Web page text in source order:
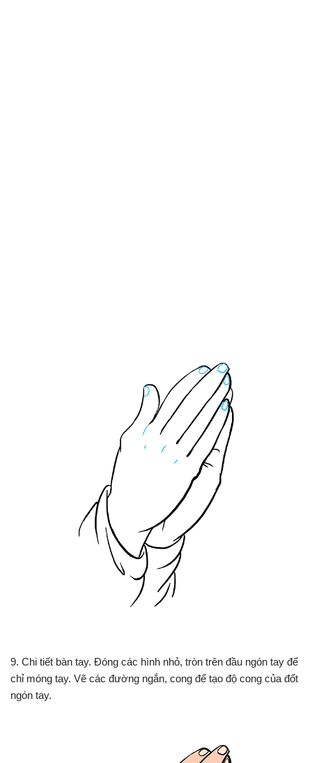
9. Chi tiết bàn tay. Đóng các hình nhỏ, tròn trên đầu ngón tay để
chỉ móng tay. Vẽ các đường ngắn, cong để tạo độ cong của đốt
ngón tay.